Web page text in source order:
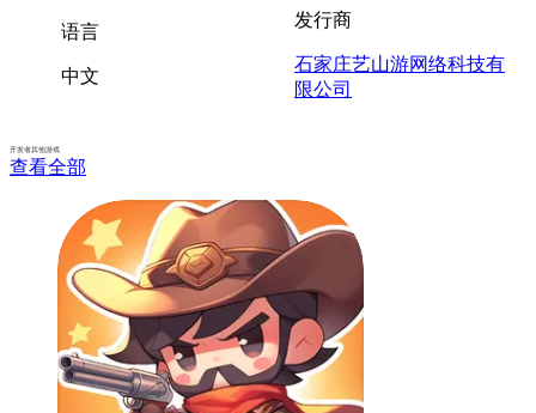
语言
中文
发行商
石家庄艺山游网络科技有
限公司
开发者其他游戏
查看全部